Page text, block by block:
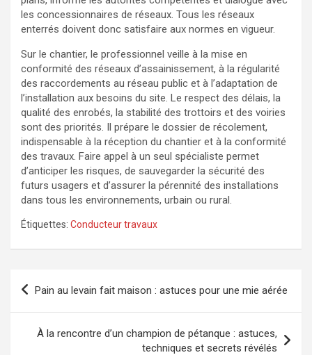
les concessionnaires de réseaux. Tous les réseaux
enterrés doivent donc satisfaire aux normes en vigueur.
Sur le chantier, le professionnel veille à la mise en
conformité des réseaux d’assainissement, à la régularité
des raccordements au réseau public et à l’adaptation de
l’installation aux besoins du site. Le respect des délais, la
qualité des enrobés, la stabilité des trottoirs et des voiries
sont des priorités. Il prépare le dossier de récolement,
indispensable à la réception du chantier et à la conformité
des travaux. Faire appel à un seul spécialiste permet
d’anticiper les risques, de sauvegarder la sécurité des
futurs usagers et d’assurer la pérennité des installations
dans tous les environnements, urbain ou rural.
Étiquettes: Conducteur travaux
Navigation
de
l’article
Pain au levain fait maison : astuces pour une mie aérée
À la rencontre d’un champion de pétanque : astuces,
techniques et secrets révélés